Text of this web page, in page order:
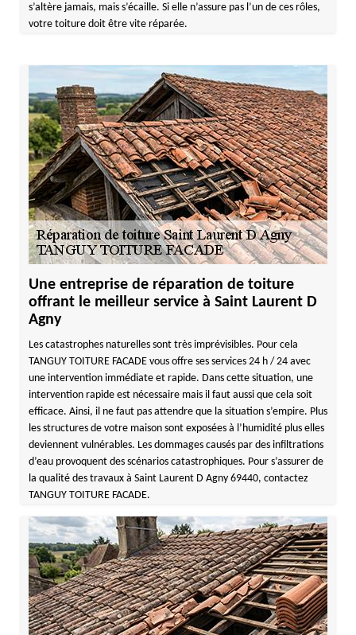
s’altère jamais, mais s’écaille. Si elle n’assure pas l’un de ces rôles,
votre toiture doit être vite réparée.
Une entreprise de réparation de toiture
offrant le meilleur service à Saint Laurent D
Agny
Les catastrophes naturelles sont très imprévisibles. Pour cela
TANGUY TOITURE FACADE vous offre ses services 24 h / 24 avec
une intervention immédiate et rapide. Dans cette situation, une
intervention rapide est nécessaire mais il faut aussi que cela soit
efficace. Ainsi, il ne faut pas attendre que la situation s’empire. Plus
les structures de votre maison sont exposées à l’humidité plus elles
deviennent vulnérables. Les dommages causés par des infiltrations
d’eau provoquent des scénarios catastrophiques. Pour s’assurer de
la qualité des travaux à Saint Laurent D Agny 69440, contactez
TANGUY TOITURE FACADE.